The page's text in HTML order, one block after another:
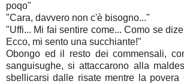
poqo"
"Cara, davvero non c'è bisogno..."
"Uffi... Mi fai sentire come... Como se
Ecco, mi sento una succhiante!"
Obongo ed il resto dei commensali,
sanguisughe, si attaccarono alla
sbellicarsi dalle risate mentre la povera